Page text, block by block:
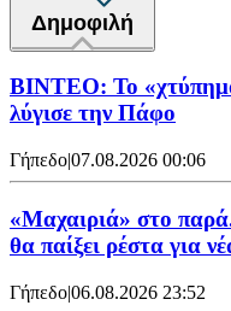
Δημοφιλή
ΒΙΝΤΕΟ: Το
λύγισε την Πάφο
Γήπεδο|07.08.2026 00:06
«Μαχαιριά» στο
θα παίξει ρέστα για
Γήπεδο|06.08.2026 23:52